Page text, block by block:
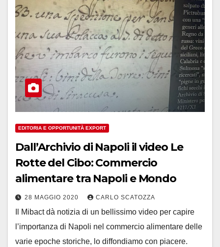
EDITORIA E OPPORTUNITÀ EXPORT
Dall’Archivio di Napoli il video Le
Rotte del Cibo: Commercio
alimentare tra Napoli e Mondo
28 MAGGIO 2020 CARLO SCATOZZA
Il Mibact dà notizia di un bellissimo video per capire
l’importanza di Napoli nel commercio alimentare delle
varie epoche storiche, lo diffondiamo con piacere.